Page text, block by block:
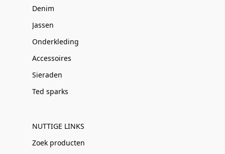
Denim
Jassen
Onderkleding
Accessoires
Sieraden
Ted sparks
NUTTIGE LINKS
Zoek producten